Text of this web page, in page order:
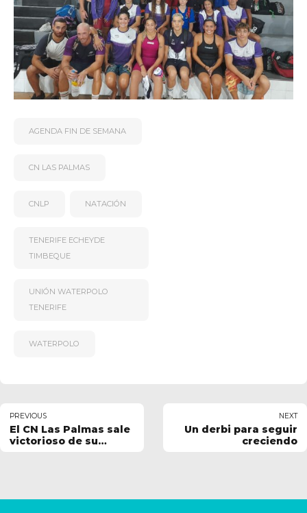
AGENDA FIN DE SEMANA
CN LAS PALMAS
CNLP NATACIÓN
TENERIFE ECHEYDE
TIMBEQUE
UNIÓN WATERPOLO
TENERIFE
WATERPOLO
PREVIOUS
El CN Las Palmas sale
victorioso de su
NEXT
Un derbi para seguir
creciendo